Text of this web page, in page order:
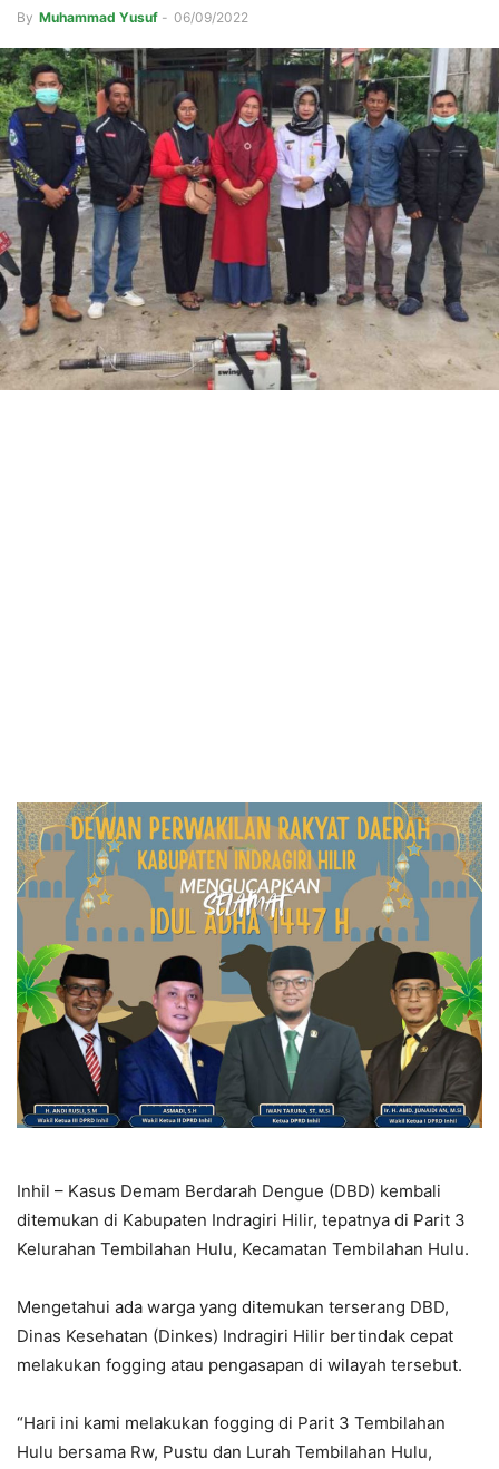
By Muhammad Yusuf - 06/09/2022
Inhil – Kasus Demam Berdarah Dengue (DBD) kembali
ditemukan di Kabupaten Indragiri Hilir, tepatnya di Parit 3
Kelurahan Tembilahan Hulu, Kecamatan Tembilahan Hulu.
Mengetahui ada warga yang ditemukan terserang DBD,
Dinas Kesehatan (Dinkes) Indragiri Hilir bertindak cepat
melakukan fogging atau pengasapan di wilayah tersebut.
“Hari ini kami melakukan fogging di Parit 3 Tembilahan
Hulu bersama Rw, Pustu dan Lurah Tembilahan Hulu,